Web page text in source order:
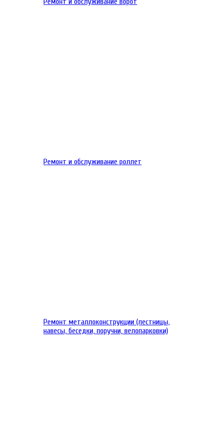
Ремонт и обслуживание роллет
Ремонт металлоконструкции (лестницы,
навесы, беседки, поручни, велопарковки)